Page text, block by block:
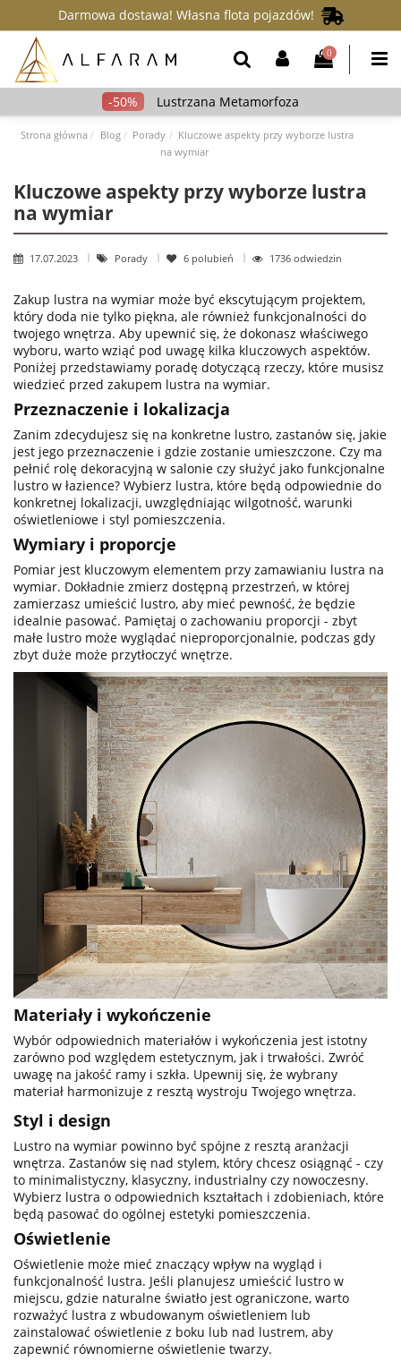
Darmowa dostawa! Własna flota pojazdów!
0
Lustrzana Metamorfoza
Strona główna Blog Porady
Kluczowe aspekty przy wyborze lustra
na wymiar
Kluczowe aspekty przy wyborze lustra
na wymiar
17.07.2023 Porady 6 polubień 1736 odwiedzin
Zakup lustra na wymiar może być ekscytującym projektem,
który doda nie tylko piękna, ale również funkcjonalności do
twojego wnętrza. Aby upewnić się, że dokonasz właściwego
wyboru, warto wziąć pod uwagę kilka kluczowych aspektów.
Poniżej przedstawiamy poradę dotyczącą rzeczy, które musisz
wiedzieć przed zakupem lustra na wymiar.
Przeznaczenie i lokalizacja
Zanim zdecydujesz się na konkretne lustro, zastanów się, jakie
jest jego przeznaczenie i gdzie zostanie umieszczone. Czy ma
pełnić rolę dekoracyjną w salonie czy służyć jako funkcjonalne
lustro w łazience? Wybierz lustra, które będą odpowiednie do
konkretnej lokalizacji, uwzględniając wilgotność, warunki
oświetleniowe i styl pomieszczenia.
Wymiary i proporcje
Pomiar jest kluczowym elementem przy zamawianiu lustra na
wymiar. Dokładnie zmierz dostępną przestrzeń, w której
zamierzasz umieścić lustro, aby mieć pewność, że będzie
idealnie pasować. Pamiętaj o zachowaniu proporcji - zbyt
małe lustro może wyglądać nieproporcjonalnie, podczas gdy
zbyt duże może przytłoczyć wnętrze.
Materiały i wykończenie
Wybór odpowiednich materiałów i wykończenia jest istotny
zarówno pod względem estetycznym, jak i trwałości. Zwróć
uwagę na jakość ramy i szkła. Upewnij się, że wybrany
materiał harmonizuje z resztą wystroju Twojego wnętrza.
Styl i design
Lustro na wymiar powinno być spójne z resztą aranżacji
wnętrza. Zastanów się nad stylem, który chcesz osiągnąć - czy
to minimalistyczny, klasyczny, industrialny czy nowoczesny.
Wybierz lustra o odpowiednich kształtach i zdobieniach, które
będą pasować do ogólnej estetyki pomieszczenia.
Oświetlenie
Oświetlenie może mieć znaczący wpływ na wygląd i
funkcjonalność lustra. Jeśli planujesz umieścić lustro w
miejscu, gdzie naturalne światło jest ograniczone, warto
rozważyć lustra z wbudowanym oświetleniem lub
zainstalować oświetlenie z boku lub nad lustrem, aby
zapewnić równomierne oświetlenie twarzy.